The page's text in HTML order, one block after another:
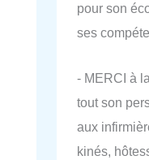
pour son
ses
- MERCI à
tout son
aux
kinés,